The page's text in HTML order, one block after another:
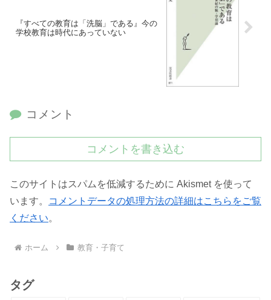
『すべての教育は「洗脳」である』今の
学校教育は時代にあっていない
コメント
コメントを書き込む
このサイトはスパムを低減するために Akismet を使って
います。
コメントデータの処理方法の詳細はこちらをご覧
ください。
ホーム 教育・子育て
タグ